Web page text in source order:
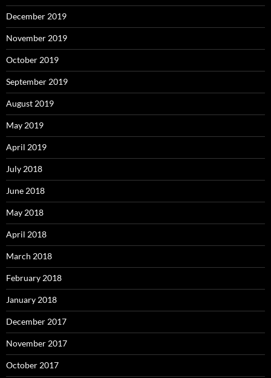
December 2019
November 2019
October 2019
September 2019
August 2019
May 2019
April 2019
July 2018
June 2018
May 2018
April 2018
March 2018
February 2018
January 2018
December 2017
November 2017
October 2017